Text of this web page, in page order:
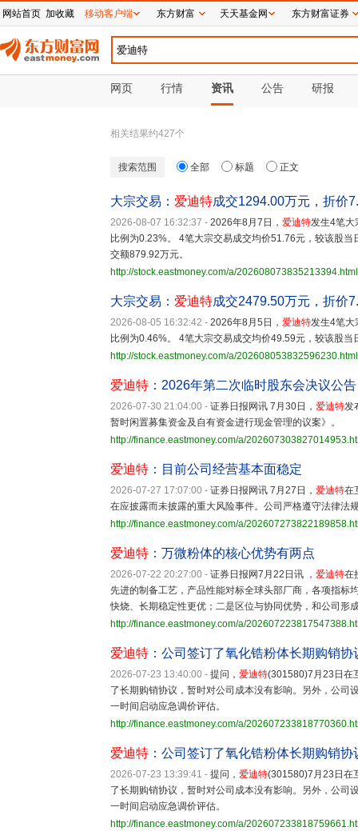
网页 行情 资讯 公告 研报
相关结果约427个
搜索范围 全部 标题 正文
大宗交易： 爱迪特成交1294.00万元，折价
2026-08-07 16:32:37 - 2026年8月7日， 爱迪特发生4笔大
比例为0.23%。 4笔大宗交易成交均价51.76元，较该股
交额879.92万元。
http://stock.eastmoney.com/a/202608073835213394.html
大宗交易： 爱迪特成交2479.50万元，折价
2026-08-05 16:32:42 - 2026年8月5日， 爱迪特发生4笔大
比例为0.46%。 4笔大宗交易成交均价49.59元，较该股
http://stock.eastmoney.com/a/202608053832596230.html
爱迪特 ：2026年第二次临时股东会决议公告
2026-07-30 21:04:00 - 证券日报网讯 7月30日， 爱迪特发
暂时闲置募集资金及自有资金进行现金管理的议案》。
http://finance.eastmoney.com/a/
爱迪特 ：目前公司经营基本面稳定
2026-07-27 17:07:00 - 证券日报网讯 7月27日， 爱迪特在
在应披露而未披露的重大风险事件。公司严格遵守法律法
http://finance.eastmoney.com/a/
爱迪特 ：万微粉体的核心优势有两点
2026-07-22 20:27:00 - 证券日报网7月22日讯 ， 爱迪特在
先进的制备工艺，产品性能对标全球头部厂商，各项指标
快烧、长期稳定性更优；二是区位与协同优势，和公司形
http://finance.eastmoney.com/a/
爱迪特 ：公司签订了氧化锆粉体长期购销
2026-07-23 13:40:00 - 提问， 爱迪特(301580)7月23日在
了长期购销协议，暂时对公司成本没有影响。另外，公司
一时间启动应急调价评估。
http://finance.eastmoney.com/a/
爱迪特 ：公司签订了氧化锆粉体长期购销
2026-07-23 13:39:41 - 提问， 爱迪特(301580)7月23日在
了长期购销协议，暂时对公司成本没有影响。另外，公司
一时间启动应急调价评估。
http://finance.eastmoney.com/a/
网站首页 加收藏 移动客户端 东方财富 天天基金网 东方财富证券